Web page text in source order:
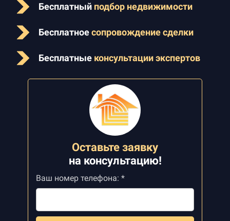
Бесплатный подбор недвижимости
Бесплатноесопровождение сделки
Бесплатные консультации экспертов
Оставьте заявку
на консультацию!
Ваш номер телефона: *